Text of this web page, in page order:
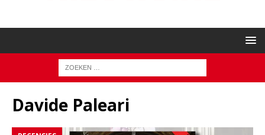
Davide Paleari